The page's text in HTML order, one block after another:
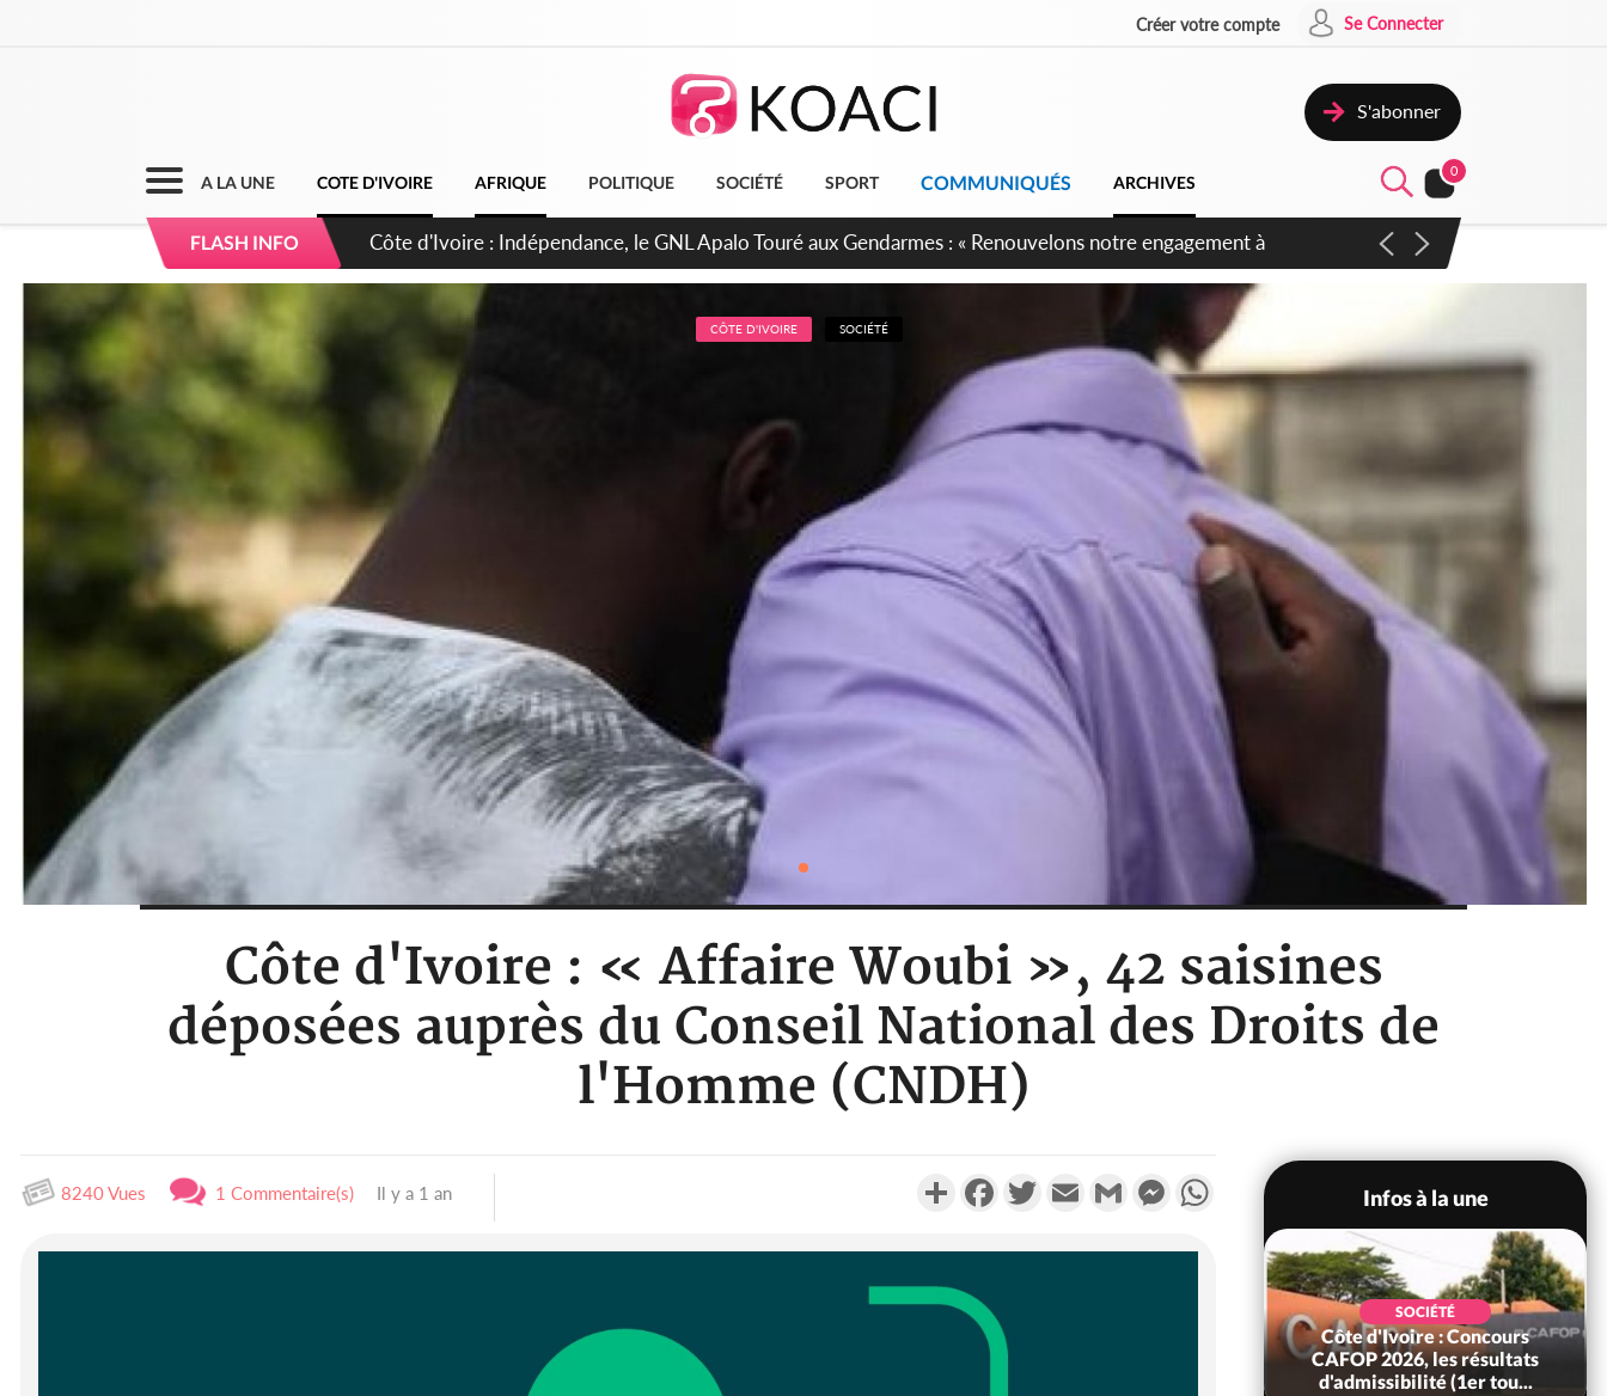
Créer votre compte Se Connecter
S'abonner
A LA UNE COTE D'IVOIRE AFRIQUE POLITIQUE SOCIÉTÉ SPORT COMMUNIQUÉS ARCHIVES
0
FLASH INFO
Sierra Leone : Un projet de réforme constitutionnelle en gestation, points clés des amendements, un exclu
d'avance
CÔTE D'IVOIRE SOCIÉTÉ
Côte d'Ivoire : « Affaire Woubi », 42 saisines
déposées auprès du Conseil National des Droits de
l'Homme (CNDH)
8240 Vues 1 Commentaire(s) Il y a 1 an PartagerFacebookTwitterEmail Gmail MessengerWhatsApp
Infos à la une
Côte d'Ivoire : Leleblé, le
Commandant KOUAME
Djahan Norbert, Nouveau
SOCIÉTÉ
Côte d'Ivoire : Concours
CAFOP 2026, les résultats
d'admissibilité (1er tou...